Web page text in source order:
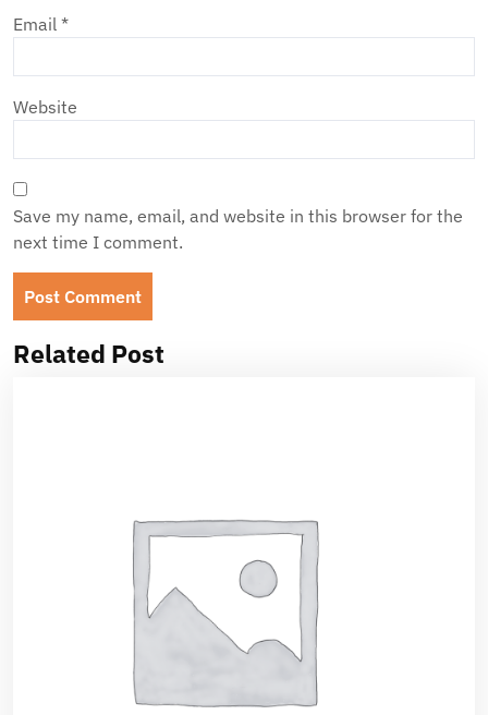
Email *
Website
Save my name, email, and website in this browser for the
next time I comment.
Related Post